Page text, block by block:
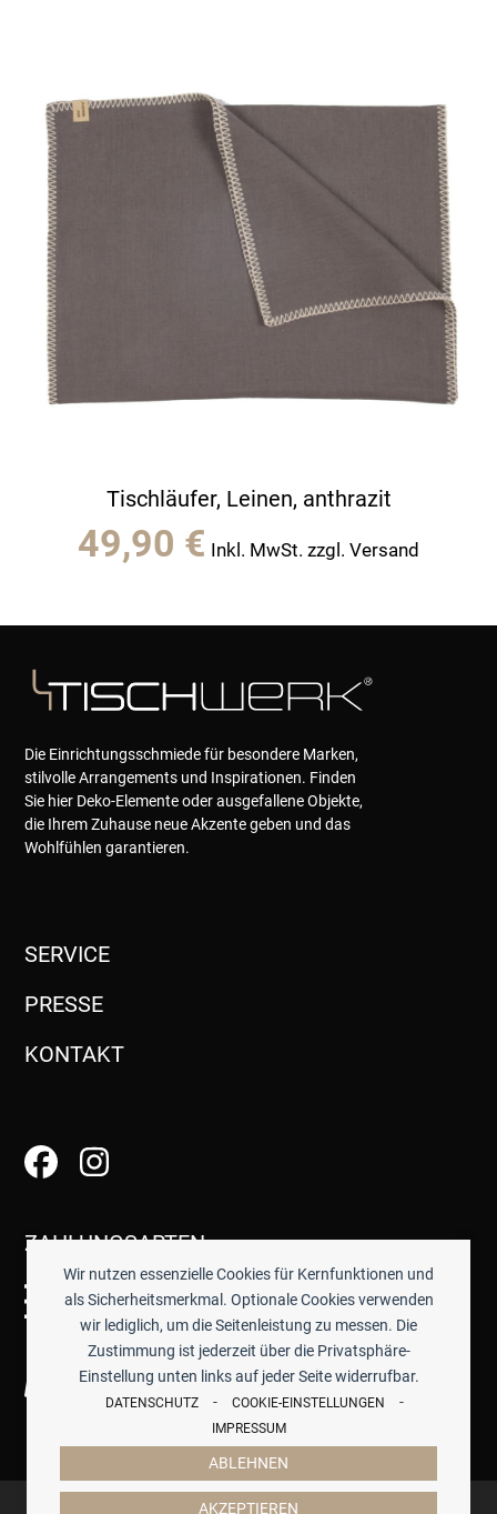
Wir nutzen essenzielle Cookies für Kernfunktionen und
als Sicherheitsmerkmal. Optionale Cookies verwenden
wir lediglich, um die Seitenleistung zu messen. Die
Zustimmung ist jederzeit über die Privatsphäre-
Einstellung unten links auf jeder Seite widerrufbar.
DATENSCHUTZ - COOKIE-EINSTELLUNGEN -
IMPRESSUM
AKZEPTIEREN
ABLEHNEN
Tischläufer, Leinen, anthrazit
49,90 € Inkl. MwSt. zzgl. Versand
Die Einrichtungsschmiede für besondere Marken,
stilvolle Arrangements und Inspirationen. Finden
Sie hier Deko-Elemente oder ausgefallene Objekte,
die Ihrem Zuhause neue Akzente geben und das
Wohlfühlen garantieren.
SERVICE
PRESSE
KONTAKT
ZAHLUNGSARTEN
© 2026 -TISCHWERK- ALLE PREISE INKL. GESETZTL.